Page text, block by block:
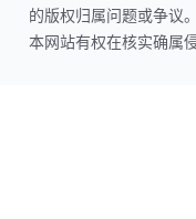
的版权归属问题或争议
本网站有权在核实确属